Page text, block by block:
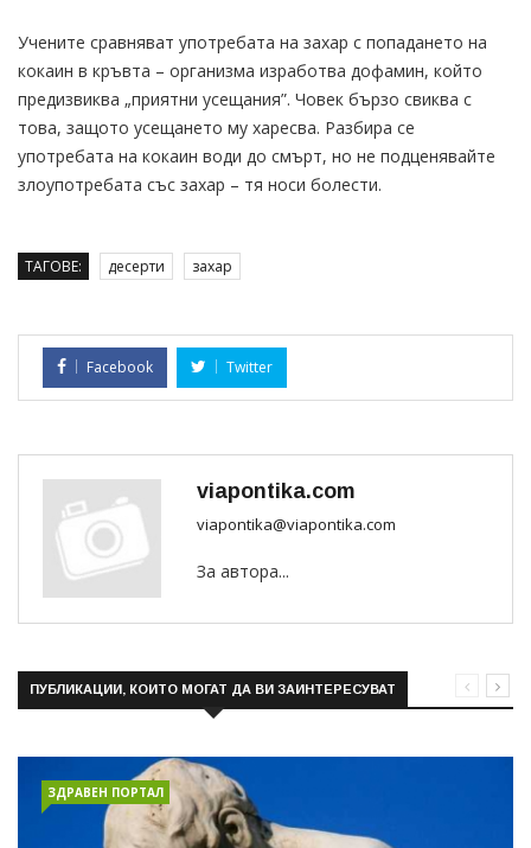
Учените сравняват употребата на захар с попадането на
кокаин в кръвта – организма изработва дофамин, който
предизвиква „приятни усещания”. Човек бързо свиква с
това, защото усещането му харесва. Разбира се
употребата на кокаин води до смърт, но не подценявайте
злоупотребата със захар – тя носи болести.
ТАГОВЕ: десерти захар
Facebook Twitter
viapontika.com
viapontika@viapontika.com
За автора...
ПУБЛИКАЦИИ, КОИТО МОГАТ ДА ВИ ЗАИНТЕРЕСУВАТ
ЗДРАВЕН ПОРТАЛ